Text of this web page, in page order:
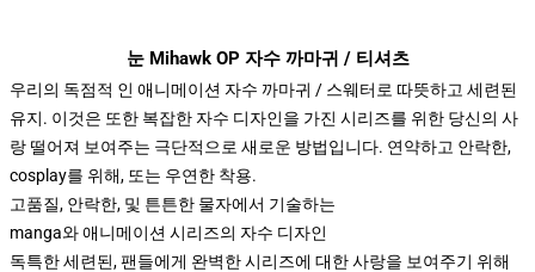
눈 Mihawk OP 자수 까마귀 / 티셔츠
우리의 독점적 인 애니메이션 자수 까마귀 / 스웨터로 따뜻하고 세련된
유지. 이것은 또한 복잡한 자수 디자인을 가진 시리즈를 위한 당신의 사
랑 떨어져 보여주는 극단적으로 새로운 방법입니다. 연약하고 안락한,
cosplay를 위해, 또는 우연한 착용.
고품질, 안락한, 및 튼튼한 물자에서 기술하는
manga와 애니메이션 시리즈의 자수 디자인
독특한 세련된, 팬들에게 완벽한 시리즈에 대한 사랑을 보여주기 위해